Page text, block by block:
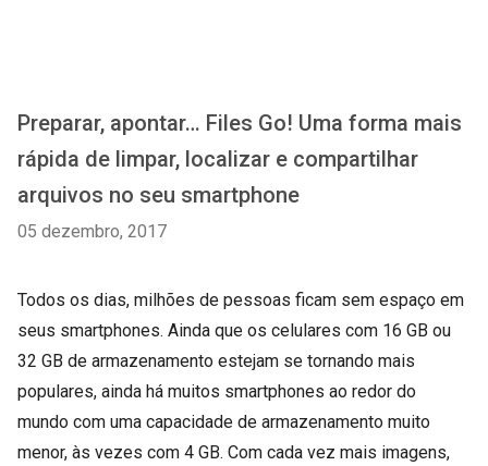
Preparar, apontar… Files Go! Uma forma mais
rápida de limpar, localizar e compartilhar
arquivos no seu smartphone
05 dezembro, 2017
Todos os dias, milhões de pessoas ficam sem espaço em
seus smartphones. Ainda que os celulares com 16 GB ou
32 GB de armazenamento estejam se tornando mais
populares, ainda há muitos smartphones ao redor do
mundo com uma capacidade de armazenamento muito
menor, às vezes com 4 GB. Com cada vez mais imagens,